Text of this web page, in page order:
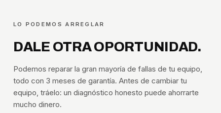
LO PODEMOS ARREGLAR
DALE OTRA OPORTUNIDAD.
Podemos reparar la gran mayoría de fallas de tu equipo,
todo con 3 meses de garantía. Antes de cambiar tu
equipo, tráelo: un diagnóstico honesto puede ahorrarte
mucho dinero.